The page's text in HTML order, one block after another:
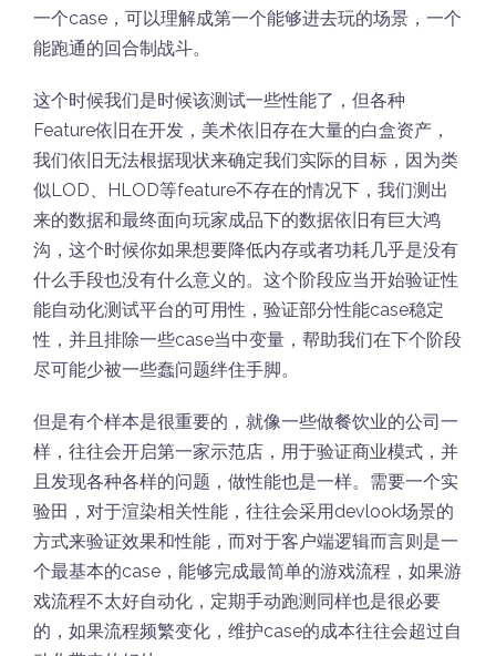
一个case，可以理解成第一个能够进去玩的场景，一个
能跑通的回合制战斗。
这个时候我们是时候该测试一些性能了，但各种
Feature依旧在开发，美术依旧存在大量的白盒资产，
我们依旧无法根据现状来确定我们实际的目标，因为类
似LOD、HLOD等feature不存在的情况下，我们测出
来的数据和最终面向玩家成品下的数据依旧有巨大鸿
沟，这个时候你如果想要降低内存或者功耗几乎是没有
什么手段也没有什么意义的。这个阶段应当开始验证性
能自动化测试平台的可用性，验证部分性能case稳定
性，并且排除一些case当中变量，帮助我们在下个阶段
尽可能少被一些蠢问题绊住手脚。
但是有个样本是很重要的，就像一些做餐饮业的公司一
样，往往会开启第一家示范店，用于验证商业模式，并
且发现各种各样的问题，做性能也是一样。需要一个实
验田，对于渲染相关性能，往往会采用devlook场景的
方式来验证效果和性能，而对于客户端逻辑而言则是一
个最基本的case，能够完成最简单的游戏流程，如果游
戏流程不太好自动化，定期手动跑测同样也是很必要
的，如果流程频繁变化，维护case的成本往往会超过自